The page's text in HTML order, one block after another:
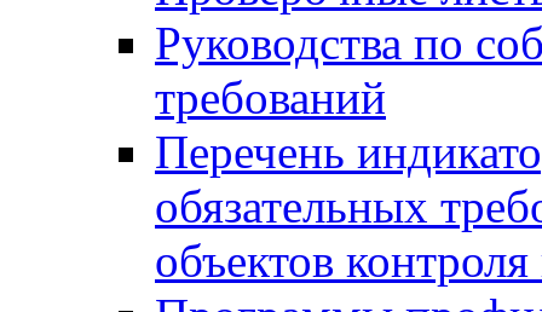
Руководства по
требований
Перечень
обязательных
объектов